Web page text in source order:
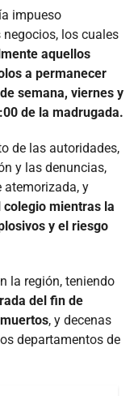
impueso
los cuales
aquellos
a permanecer
semana, viernes y
de la madrugada.
de las autoridades,
y las denuncias,
atemorizada, y
mientras la
y el riesgo
la región, teniendo
del fin de
, y decenas
departamentos de